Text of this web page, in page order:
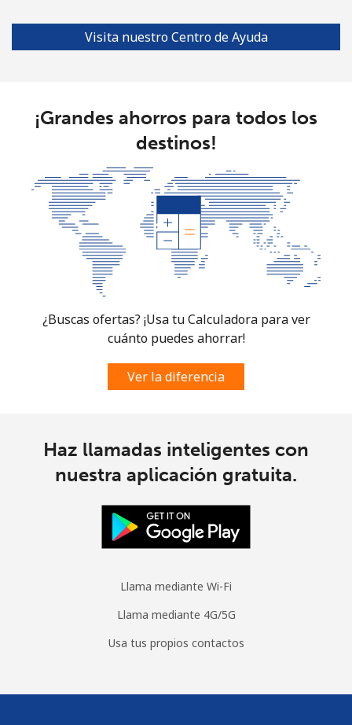
Visita nuestro Centro de Ayuda
¡Grandes ahorros para todos los
destinos!
¿Buscas ofertas? ¡Usa tu Calculadora para ver
cuánto puedes ahorrar!
Ver la diferencia
Haz llamadas inteligentes con
nuestra aplicación gratuita.
Llama mediante Wi-Fi
Llama mediante 4G/5G
Usa tus propios contactos